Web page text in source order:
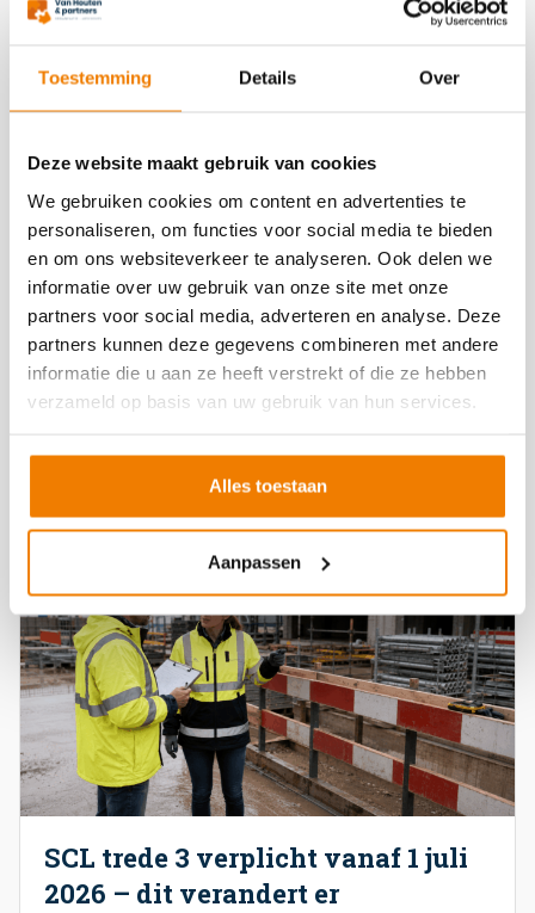
Toestemming Details Over
Deze website maakt gebruik van cookies
We gebruiken cookies om content en advertenties te
personaliseren, om functies voor social media te bieden
en om ons websiteverkeer te analyseren. Ook delen we
informatie over uw gebruik van onze site met onze
partners voor social media, adverteren en analyse. Deze
partners kunnen deze gegevens combineren met andere
informatie die u aan ze heeft verstrekt of die ze hebben
verzameld op basis van uw gebruik van hun services.
Alles toestaan
Aanpassen
naar veiligheidscultuur niveau 3
veiligheidscultuur niveau 3 Steeds meer
opdrachtgevers verwachten van aannemers
en onderaannemers niet alleen een goed
veiligheidsmanagementsysteem, maar ook
een aantoonbaar sterke veiligheidscultuur. De
Safety Culture Ladder is daarvoor de
bekendste route. Voor MKB-bedrijven is er nu
een directe en herkenbare route om dat aan te
tonen: VCA-MAX. VCA-MAX is per […]
Lees verder
SCL trede 3 verplicht vanaf 1 juli
2026 – dit verandert er